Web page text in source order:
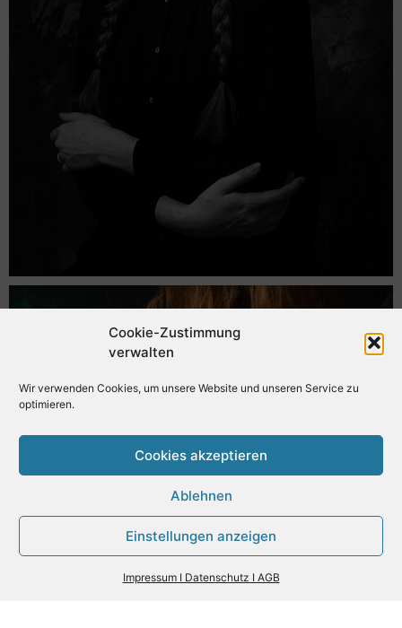
Cookie-Zustimmung
verwalten
Wir verwenden Cookies, um unsere Website und unseren Service zu
optimieren.
Cookies akzeptieren
Ablehnen
Einstellungen anzeigen
Impressum I Datenschutz I AGB